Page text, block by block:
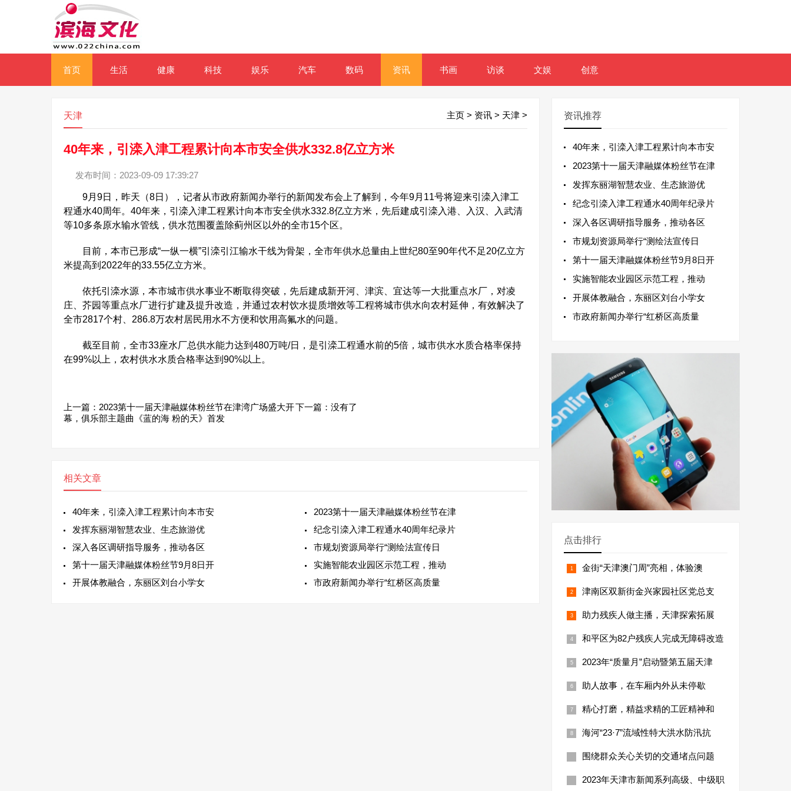
首页 生活 健康 科技 娱乐 汽车 数码 资讯 书画 访谈 文娱 创意
主页 > 资讯 > 天津 >
天津
40年来，引滦入津工程累计向本市安全供水332.8亿立方米
发布时间：2023-09-09 17:39:27
9月9日，昨天（8日），记者从市政府新闻办举行的新闻发布会上了解到，今年9月11号将迎来引滦入津工
程通水40周年。40年来，引滦入津工程累计向本市安全供水332.8亿立方米，先后建成引滦入港、入汉、入武清
等10多条原水输水管线，供水范围覆盖除蓟州区以外的全市15个区。
目前，本市已形成“一纵一横”引滦引江输水干线为骨架，全市年供水总量由上世纪80至90年代不足20亿立方
米提高到2022年的33.55亿立方米。
依托引滦水源，本市城市供水事业不断取得突破，先后建成新开河、津滨、宜达等一大批重点水厂，对凌
庄、芥园等重点水厂进行扩建及提升改造，并通过农村饮水提质增效等工程将城市供水向农村延伸，有效解决了
全市2817个村、286.8万农村居民用水不方便和饮用高氟水的问题。
截至目前，全市33座水厂总供水能力达到480万吨/日，是引滦工程通水前的5倍，城市供水水质合格率保持
在99%以上，农村供水水质合格率达到90%以上。
上一篇： 2023第十一届天津融媒体粉丝节在津湾广场盛大开
幕，俱乐部主题曲《蓝的海 粉的天》首发
下一篇：没有了
相关文章
40年来，引滦入津工程累计向本市安
2023第十一届天津融媒体粉丝节在津
发挥东丽湖智慧农业、生态旅游优
纪念引滦入津工程通水40周年纪录片
深入各区调研指导服务，推动各区
市规划资源局举行“测绘法宣传日
第十一届天津融媒体粉丝节9月8日开
实施智能农业园区示范工程，推动
开展体教融合，东丽区刘台小学女
市政府新闻办举行“红桥区高质量
资讯推荐
40年来，引滦入津工程累计向本市安
2023第十一届天津融媒体粉丝节在津
发挥东丽湖智慧农业、生态旅游优
纪念引滦入津工程通水40周年纪录片
深入各区调研指导服务，推动各区
市规划资源局举行“测绘法宣传日
第十一届天津融媒体粉丝节9月8日开
实施智能农业园区示范工程，推动
开展体教融合，东丽区刘台小学女
市政府新闻办举行“红桥区高质量
点击排行
金街“天津澳门周”亮相，体验澳
津南区双新街金兴家园社区党总支
助力残疾人做主播，天津探索拓展
和平区为82户残疾人完成无障碍改造
2023年“质量月”启动暨第五届天津
助人故事，在车厢内外从未停歇
精心打磨，精益求精的工匠精神和
海河“23·7”流域性特大洪水防汛抗
围绕群众关心关切的交通堵点问题
2023年天津市新闻系列高级、中级职